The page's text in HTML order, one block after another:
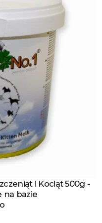
i Kociąt 500g -
na bazie